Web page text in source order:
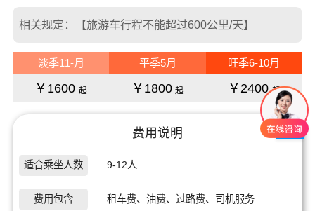
相关规定：【旅游车行程不能超过600公里/天】
淡季11-月
￥1600 起
平季5月
￥1800 起
旺季6-10月
￥2400 起
费用说明
适合乘坐人数 9-12人
费用包含 租车费、油费、过路费、司机服务